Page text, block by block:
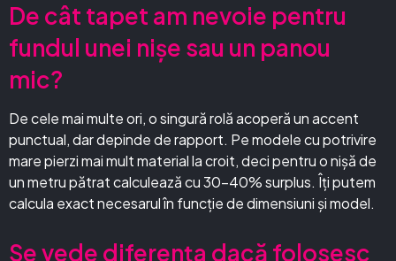
De cât tapet am nevoie pentru
fundul unei nișe sau un panou
mic?
De cele mai multe ori, o singură rolă acoperă un accent
punctual, dar depinde de rapport. Pe modele cu potrivire
mare pierzi mai mult material la croit, deci pentru o nișă de
un metru pătrat calculează cu 30–40% surplus. Îți putem
calcula exact necesarul în funcție de dimensiuni și model.
Se vede diferența dacă folosesc